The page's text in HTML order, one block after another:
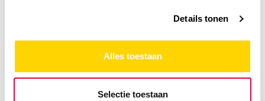
Details tonen
Alles toestaan
Selectie toestaan